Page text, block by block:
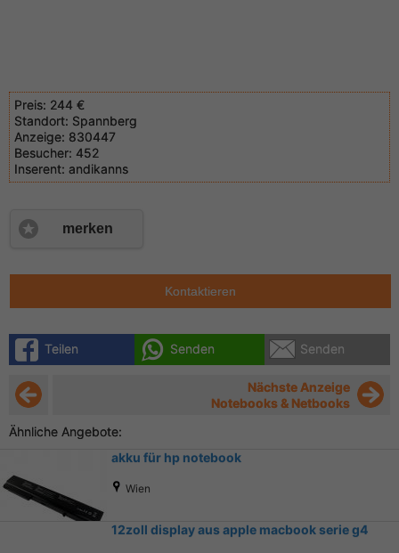
Preis: 244 €
Standort: Spannberg
Anzeige: 830447
Besucher: 452
Inserent: andikanns
merken
Kontaktieren
Teilen Senden Senden
Nächste Anzeige
Notebooks & Netbooks
Ähnliche Angebote:
akku für hp notebook
Wien
12zoll display aus apple macbook serie g4